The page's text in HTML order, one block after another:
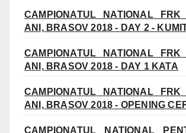
CAMPIONATUL NATIONAL
ANI, BRASOV 2018 - DAY 2 -
CAMPIONATUL NATIONAL
ANI, BRASOV 2018 - DAY 1 KATA
CAMPIONATUL NATIONAL
ANI, BRASOV 2018 - OPENING
CAMPIONATUL NATIONAL